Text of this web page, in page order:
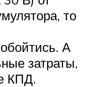
то
А
затраты,
КПД.